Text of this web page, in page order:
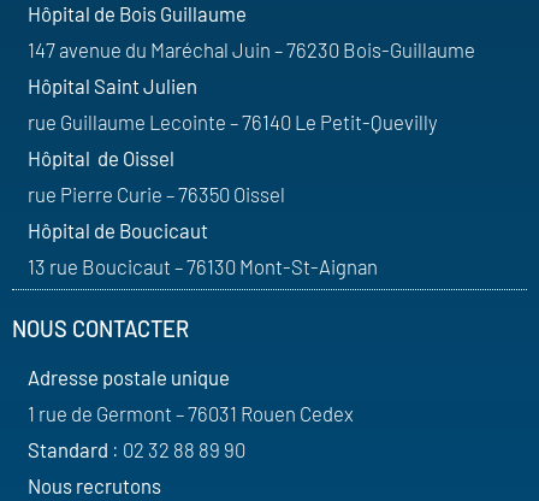
Hôpital de Bois Guillaume
147 avenue du Maréchal Juin – 76230 Bois-Guillaume
Hôpital Saint Julien
rue Guillaume Lecointe – 76140 Le Petit-Quevilly
Hôpital de Oissel
rue Pierre Curie – 76350 Oissel
Hôpital de Boucicaut
13 rue Boucicaut – 76130 Mont-St-Aignan
NOUS CONTACTER
Adresse postale unique
1 rue de Germont – 76031 Rouen Cedex
Standard : 02 32 88 89 90
Nous recrutons